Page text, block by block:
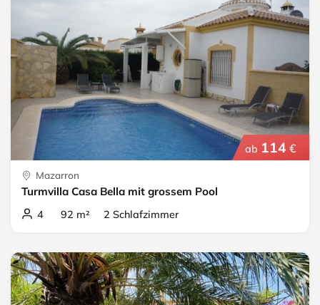
ab 114 €
Mazarron
Turmvilla Casa Bella mit grossem Pool
4 92 m² 2 Schlafzimmer